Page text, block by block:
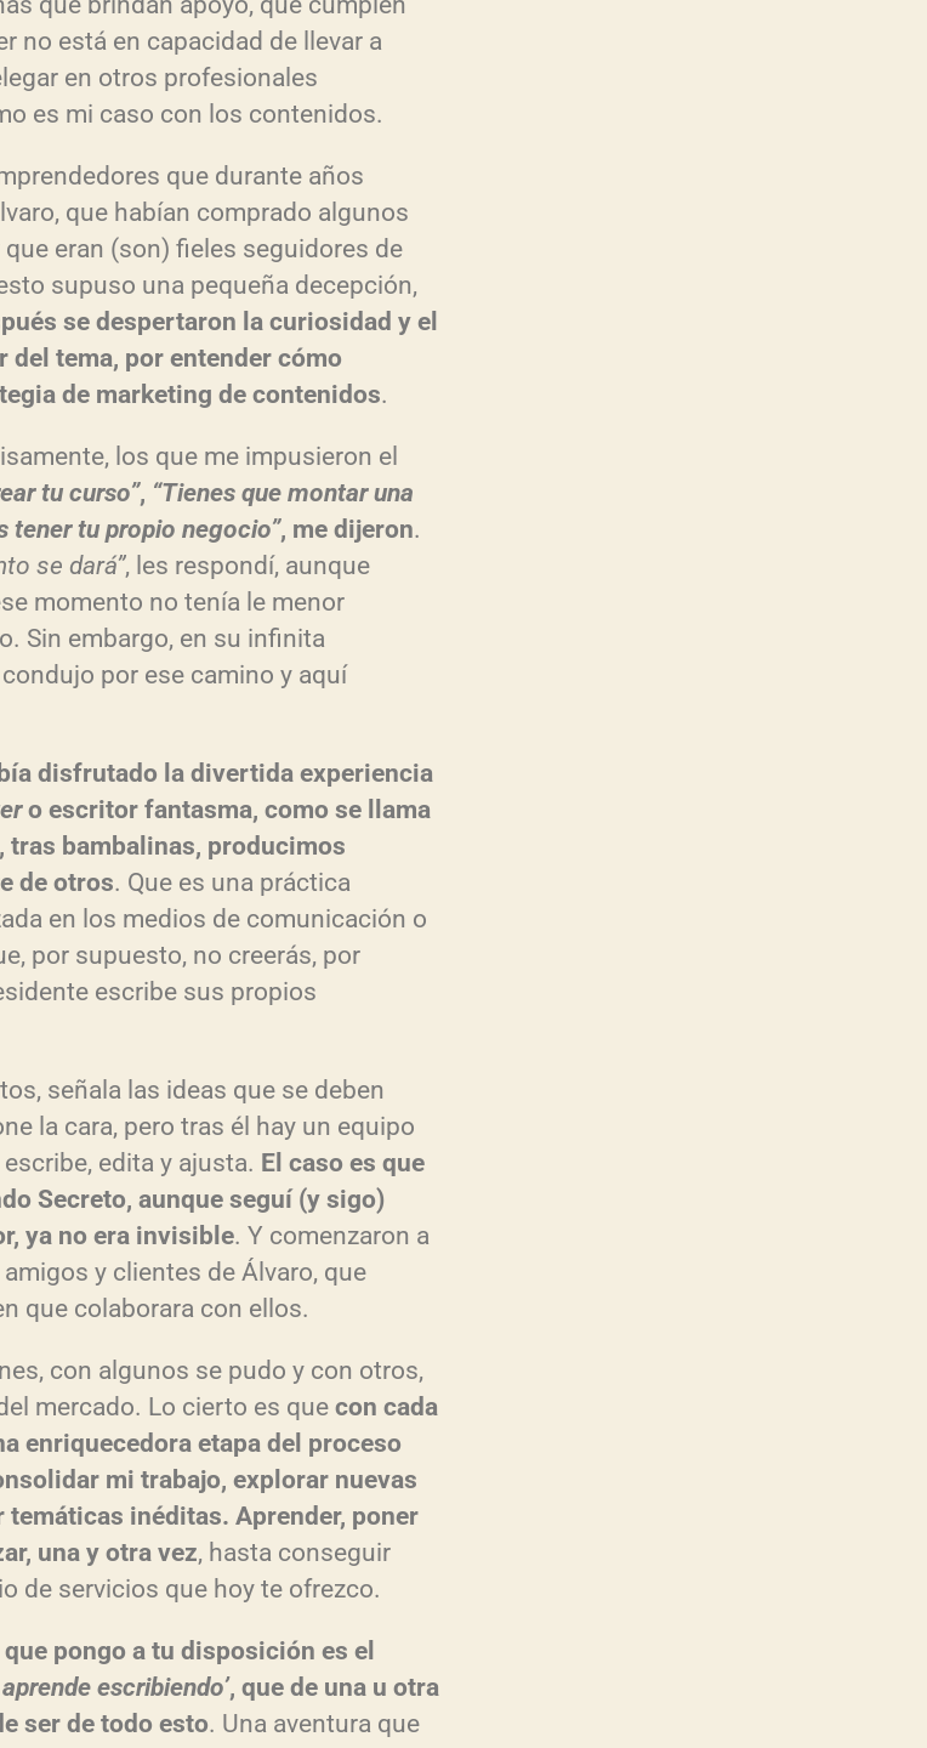
no está en capacidad de llevar a
en otros profesionales
es mi caso con los contenidos.
que durante años
que habían comprado algunos
eran (son) fieles seguidores de
supuso una pequeña decepción,
se despertaron la curiosidad y el
del tema, por entender cómo
de marketing de contenidos.
los que me impusieron el
tu curso”, “Tienes que montar una
tener tu propio negocio”, me dijeron.
se dará”, les respondí, aunque
momento no tenía le menor
Sin embargo, en su infinita
por ese camino y aquí
disfrutado la divertida experiencia
o escritor fantasma, como se llama
tras bambalinas, producimos
de otros. Que es una práctica
en los medios de comunicación o
por supuesto, no creerás, por
escribe sus propios
señala las ideas que se deben
la cara, pero tras él hay un equipo
edita y ajusta. El caso es que
Secreto, aunque seguí (y sigo)
ya no era invisible. Y comenzaron a
y clientes de Álvaro, que
que colaborara con ellos.
con algunos se pudo y con otros,
mercado. Lo cierto es que con cada
enriquecedora etapa del proceso
mi trabajo, explorar nuevas
temáticas inéditas. Aprender, poner
una y otra vez, hasta conseguir
de servicios que hoy te ofrezco.
pongo a tu disposición es el
escribiendo’, que de una u otra
ser de todo esto. Una aventura que